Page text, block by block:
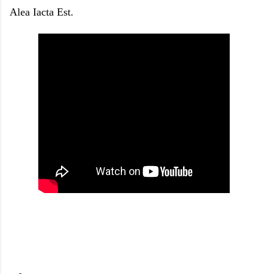
Alea Iacta Est.